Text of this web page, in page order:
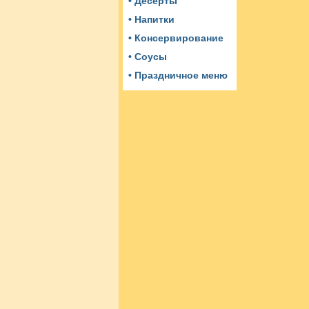
• Напитки
• Консервирование
• Соусы
• Праздничное меню